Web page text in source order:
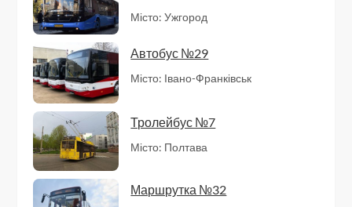
Місто: Ужгород
Автобус №29
Місто: Івано-Франківськ
Тролейбус №7
Місто: Полтава
Маршрутка №32